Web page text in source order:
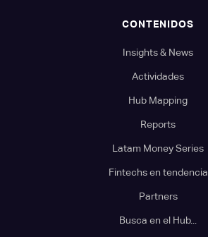
CONTENIDOS
Insights & News
Actividades
Hub Mapping
Reports
Latam Money Series
Fintechs en tendencia
Partners
Busca en el Hub...